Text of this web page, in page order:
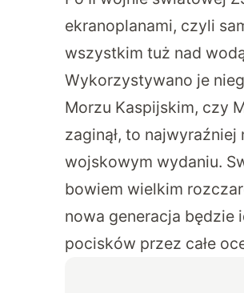
ekranoplanami, czyli
wszystkim tuż nad
Wykorzystywano je
Morzu Kaspijskim, czy
zaginął, to
wojskowym wydaniu.
bowiem wielkim
nowa generacja będzie
pocisków przez całe